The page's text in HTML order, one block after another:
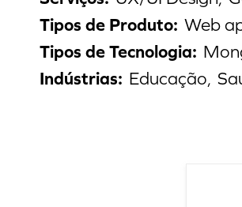
Tipos de Produto: Web
Tipos de Tecnologia:
Indústrias: Educação,